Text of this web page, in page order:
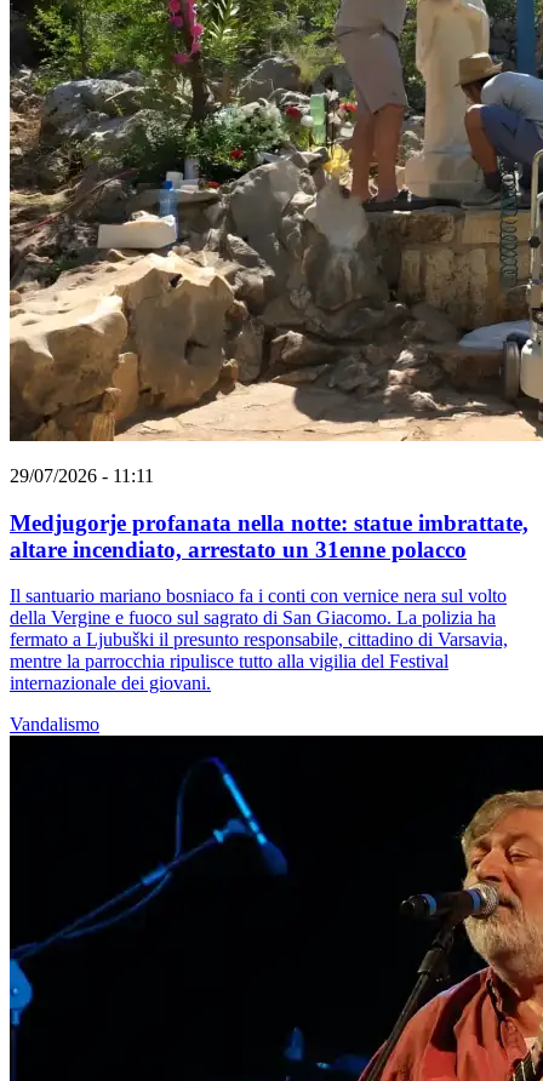
29/07/2026 - 11:11
Medjugorje profanata nella notte: statue imbrattate,
altare incendiato, arrestato un 31enne polacco
Il santuario mariano bosniaco fa i conti con vernice nera sul volto
della Vergine e fuoco sul sagrato di San Giacomo. La polizia ha
fermato a Ljubuški il presunto responsabile, cittadino di Varsavia,
mentre la parrocchia ripulisce tutto alla vigilia del Festival
internazionale dei giovani.
Vandalismo